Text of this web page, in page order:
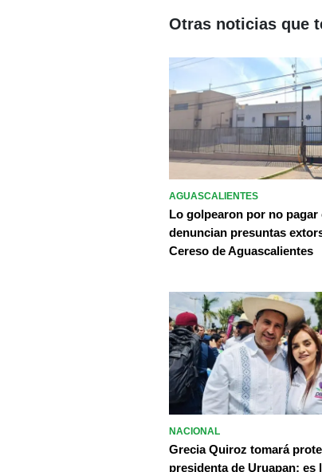
Otras noticias que
AGUASCALIENTES
Lo golpearon por no pagar
denuncian presuntas
Cereso de Aguascalientes
NACIONAL
Grecia Quiroz tomará
presidenta de Uruapan; es